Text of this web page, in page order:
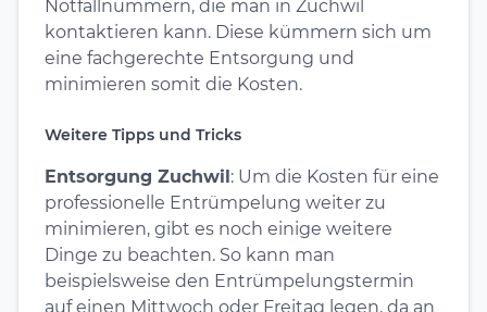
Notfallnummern, die man in Zuchwil
kontaktieren kann. Diese kümmern sich um
eine fachgerechte Entsorgung und
minimieren somit die Kosten.
Weitere Tipps und Tricks
Entsorgung Zuchwil: Um die Kosten für eine
professionelle Entrümpelung weiter zu
minimieren, gibt es noch einige weitere
Dinge zu beachten. So kann man
beispielsweise den Entrümpelungstermin
auf einen Mittwoch oder Freitag legen, da an